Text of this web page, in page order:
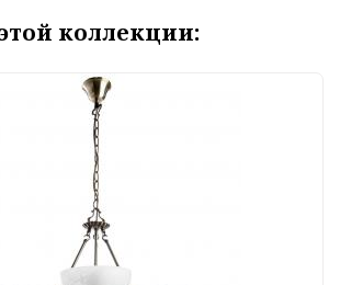
коллекции: